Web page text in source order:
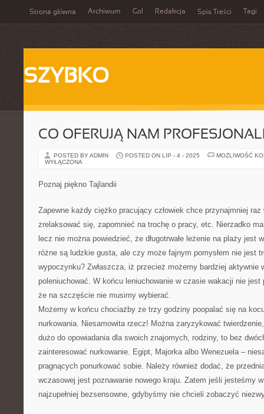
Strona główna Archiwum Gol Redakcja Spis Treści Tagi
SZYBKO
CO OFERUJĄ NAM
POSTED BY ADMIN POSTED ON LIP - 4 - 2025
MOŻLIWOŚĆ
WYŁĄCZONA
Poznaj piękno Tajlandii
Zapewne każdy ciężko pracujący człowiek chce przynajmniej
zrelaksować się, zapomnieć na trochę o pracy, etc. Nierzadko
lecz nie można powiedzieć, że długotrwałe leżenie na plaży jest
różne są ludzkie gusta, ale czy może fajnym pomysłem nie jest
wypoczynku? Zwłaszcza, iż przecież możemy bardziej aktywnie
poleniuchować. W końcu leniuchowanie w czasie wakacji nie jest
że na szczęście nie musimy wybierać.
Możemy w końcu chociażby ze trzy godziny poopalać się na
nurkowania. Niesamowita rzecz! Można zaryzykować
dużo do opowiadania dla swoich znajomych, rodziny, to bez
zainteresować nurkowanie. Egipt, Majorka albo Wenezuela –
pragnących ponurkować sobie. Należy również dodać, że
wczasowej jest poznawanie nowego kraju. Zatem jeśli jesteśmy
najzupełniej bezsensowne, gdybyśmy nie chcieli zobaczyć